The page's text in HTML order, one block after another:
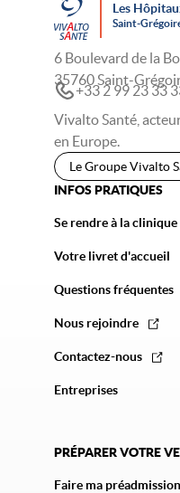
Les
Saint-
6 Boulevard de la
35760 Saint-
+33 2 99 23 33
Vivalto Santé,
en Europe.
Le Groupe Vivalto
INFOS PRATIQUES
Se rendre à la clinique
Votre livret d'accueil
Questions fréquentes
Nous rejoindre
Contactez-nous
Entreprises
PRÉPARER VOTRE
Faire ma préadmission